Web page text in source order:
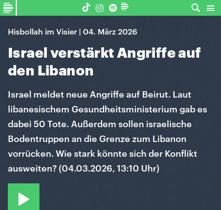
Hisbollah im Visier | 04. März 2026
Israel verstärkt Angriffe auf
den Libanon
Israel meldet neue Angriffe auf Beirut. Laut
libanesischem Gesundheitsministerium gab es
dabei 50 Tote. Außerdem sollen israelische
Bodentruppen an die Grenze zum Libanon
vorrücken. Wie stark könnte sich der Konflikt
ausweiten? (04.03.2026, 13:10 Uhr)